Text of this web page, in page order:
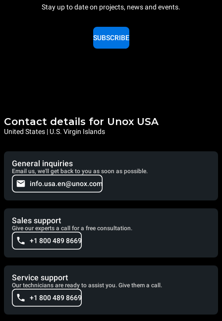
Stay up to date on projects, news and events.
SUBSCRIBE
Contact details for Unox USA
United States | U.S. Virgin Islands
General inquiries
Email us, we'll get back to you as soon as possible.
info.usa.en@unox.com
Sales support
Give our experts a call for a free consultation.
+1 800 489 8669
Service support
Our technicians are ready to assist you. Give them a call.
+1 800 489 8669